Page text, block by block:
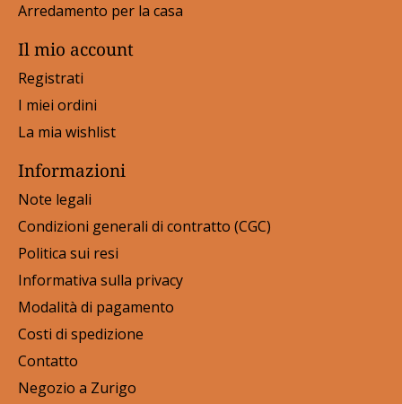
Arredamento per la casa
Il mio account
Registrati
I miei ordini
La mia wishlist
Informazioni
Note legali
Condizioni generali di contratto (CGC)
Politica sui resi
Informativa sulla privacy
Modalità di pagamento
Costi di spedizione
Contatto
Negozio a Zurigo